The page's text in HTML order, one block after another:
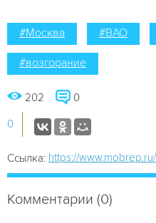
#Москва #ВАО
#возгорание
202 0
0
Ссылка: https://
Комментарии (0)